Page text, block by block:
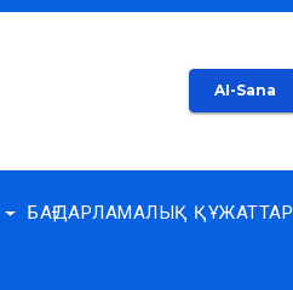
AI-Sana
БАҒДАРЛАМАЛЫҚ ҚҰЖАТТАР